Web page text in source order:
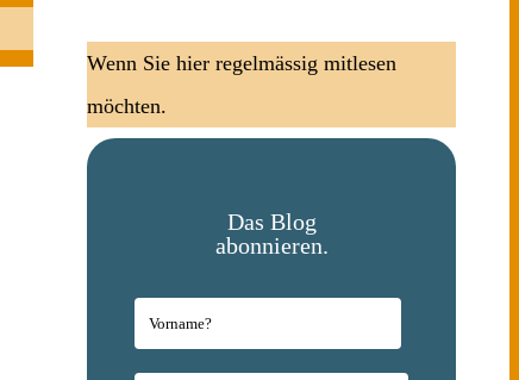
Wenn Sie hier regelmässig mitlesen
möchten.
Das Blog
abonnieren.